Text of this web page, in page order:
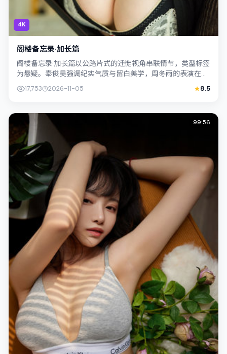
4K
阁楼备忘录·加长篇
阁楼备忘录·加长篇以公路片式的迁徙视角串联情节，类型标签
为悬疑。奉俊昊强调纪实气质与留白美学，周冬雨的表演在外
冷内热之间切换；若你正在查找日本（...
17,753 2026-11-05 8.5
99:56